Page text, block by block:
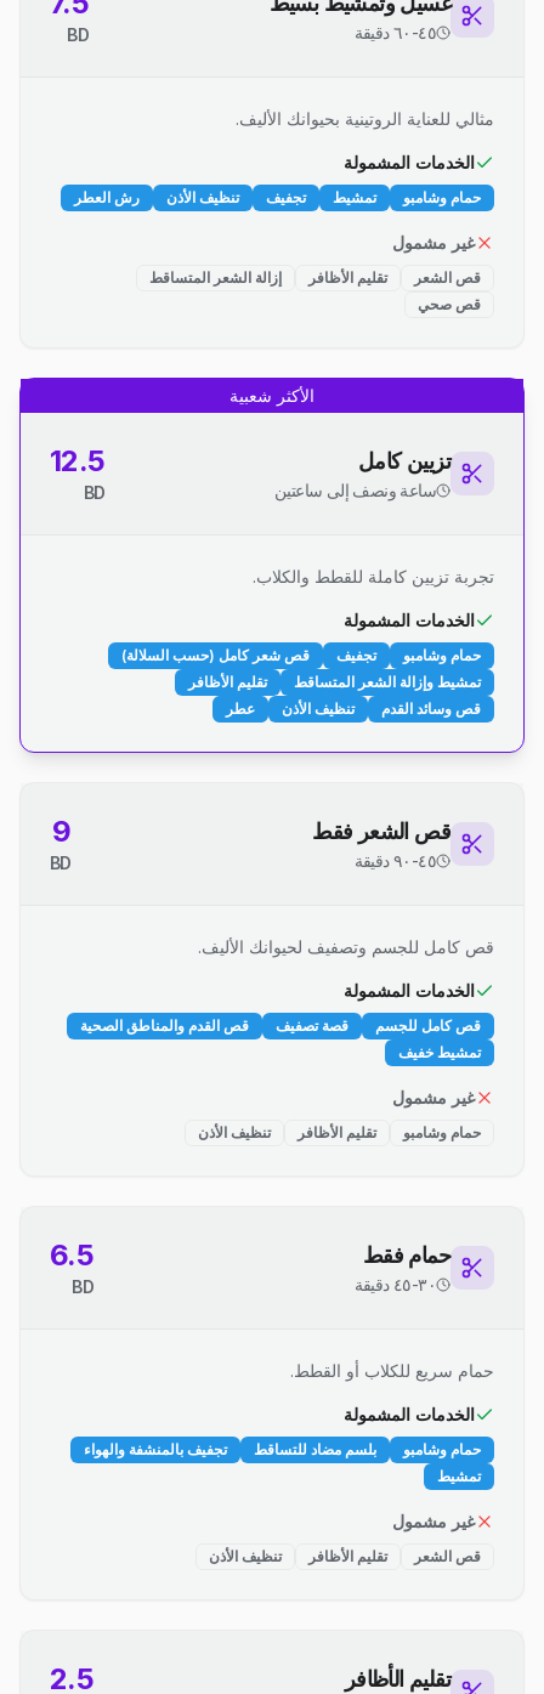
٤٥-٦٠ دقيقة BD
مثالي للعناية الروتينية بحيوانك الأليف.
الخدمات المشمولة
حمام وشامبو تمشيط تجفيف تنظيف الأذن رش العطر
غير مشمول
قص الشعر تقليم الأظافر
إزالة الشعر المتساقط
قص صحي
الأكثر شعبية
تزيين كامل
ساعة ونصف إلى ساعتين
12.5
BD
تجربة تزيين كاملة للقطط والكلاب.
الخدمات المشمولة
حمام وشامبو تجفيف
قص شعر كامل (حسب السلالة)
تمشيط وإزالة الشعر المتساقط
تقليم الأظافر
قص وسائد القدم
تنظيف الأذن عطر
قص الشعر فقط
٤٥-٩٠ دقيقة
9
BD
قص كامل للجسم وتصفيف لحيوانك الأليف.
الخدمات المشمولة
قص كامل للجسم قصة تصفيف
قص القدم والمناطق الصحية
تمشيط خفيف
غير مشمول
حمام وشامبو تقليم الأظافر تنظيف الأذن
حمام فقط
٣٠-٤٥ دقيقة
6.5
BD
حمام سريع للكلاب أو القطط.
الخدمات المشمولة
حمام وشامبو بلسم مضاد للتساقط
تجفيف بالمنشفة والهواء
تمشيط
غير مشمول
قص الشعر تقليم الأظافر تنظيف الأذن
تقليم الأظافر 2.5